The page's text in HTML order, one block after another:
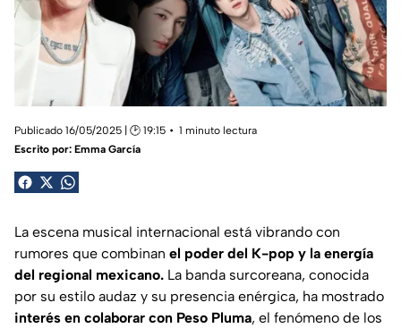
Publicado 16/05/2025 | 🕑 19:15
1 minuto lectura
Escrito por: Emma García
La escena musical internacional está vibrando con
rumores que combinan el poder del K-pop y la energía
del regional mexicano. La banda surcoreana, conocida
por su estilo audaz y su presencia enérgica, ha mostrado
interés en colaborar con Peso Pluma, el fenómeno de los